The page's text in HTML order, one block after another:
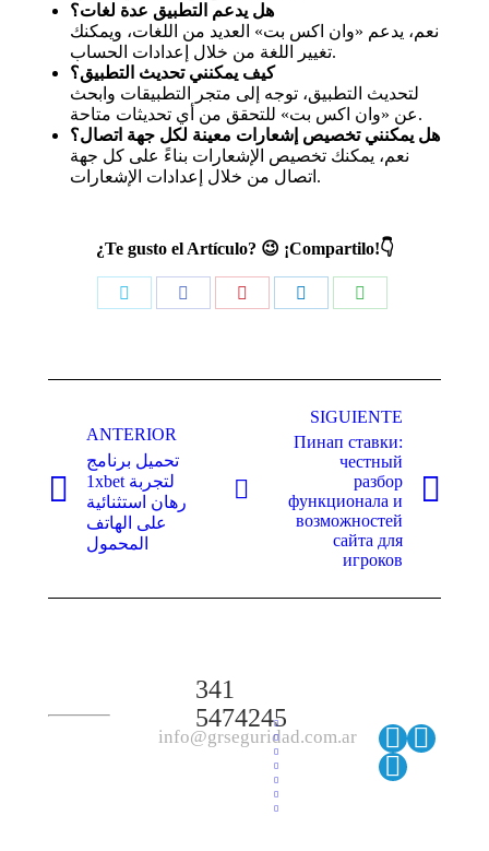
هل يدعم التطبيق عدة لغات؟
نعم، يدعم «وان اكس بت» العديد من اللغات، ويمكنك
تغيير اللغة من خلال إعدادات الحساب.
كيف يمكنني تحديث التطبيق؟
لتحديث التطبيق، توجه إلى متجر التطبيقات وابحث
عن «وان اكس بت» للتحقق من أي تحديثات متاحة.
هل يمكنني تخصيص إشعارات معينة لكل جهة اتصال؟
نعم، يمكنك تخصيص الإشعارات بناءً على كل جهة
اتصال من خلال إعدادات الإشعارات.
¿Te gusto el Artículo? 😉 ¡Compartilo!👇
entre
publicaciones
ANTERIOR
Publicación
anterior:
تحميل برنامج
1xbet لتجربة
رهان استثنائية
على الهاتف
المحمول
SIGUIENTE
Publicación
siguiente:
Пинап ставки:
честный
разбор
функционала и
возможностей
сайта для
игроков
341
5474245
info@grseguridad.com.ar